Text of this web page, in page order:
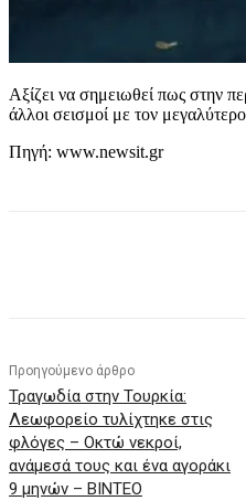
Αξίζει να σημειωθεί πως στην
άλλοι σεισμοί με τον
Πηγή: www.newsit.gr
Προηγούμενο άρθρο
Τραγωδία στην Τουρκία:
Λεωφορείο τυλίχτηκε στις
φλόγες – Οκτώ νεκροί,
ανάμεσά τους και ένα αγοράκι
9 μηνών – ΒΙΝΤΕΟ